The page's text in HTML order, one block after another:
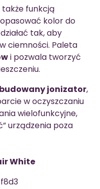
także funkcją
kolor do
tak, aby
ciemności. Paleta
i pozwala tworzyć
jonizator,
w oczyszczaniu
wielofunkcyjne,
urządzenia poza
White